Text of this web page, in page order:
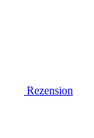
Rezension